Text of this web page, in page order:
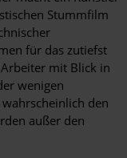
Stummfilm
für das zutiefst
mit Blick in
wenigen
den
­außer den